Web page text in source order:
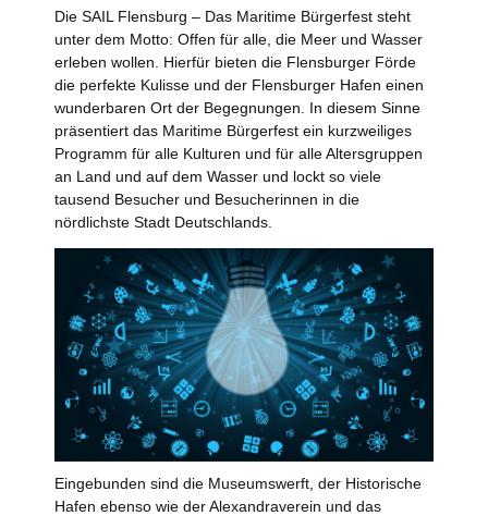
Die SAIL Flensburg – Das Maritime Bürgerfest steht
unter dem Motto: Offen für alle, die Meer und Wasser
erleben wollen. Hierfür bieten die Flensburger Förde
die perfekte Kulisse und der Flensburger Hafen einen
wunderbaren Ort der Begegnungen. In diesem Sinne
präsentiert das Maritime Bürgerfest ein kurzweiliges
Programm für alle Kulturen und für alle Altersgruppen
an Land und auf dem Wasser und lockt so viele
tausend Besucher und Besucherinnen in die
nördlichste Stadt Deutschlands.
Eingebunden sind die Museumswerft, der Historische
Hafen ebenso wie der Alexandraverein und das